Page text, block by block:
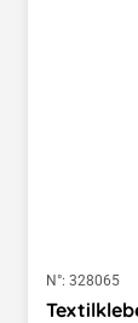
N°: 328065